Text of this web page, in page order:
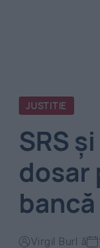
JUSTITIE
SRS
dosar
Virgil Burl ă